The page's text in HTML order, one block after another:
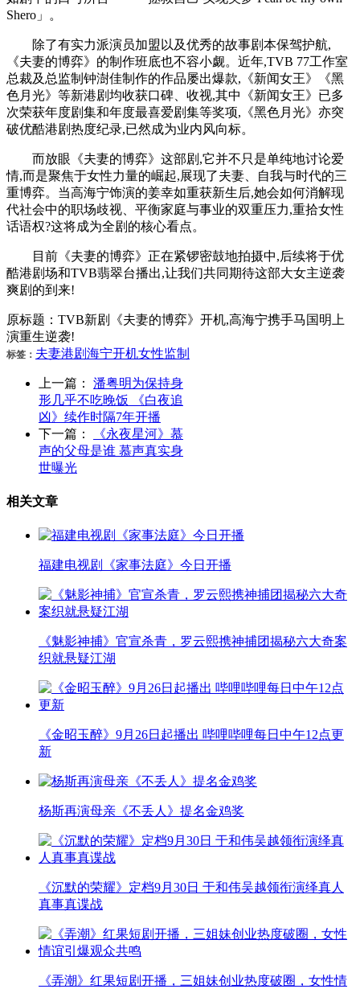
Shero」。
除了有实力派演员加盟以及优秀的故事剧本保驾护航,
《夫妻的博弈》的制作班底也不容小觑。近年,TVB 77工作室
总裁及总监制钟澍佳制作的作品屡出爆款,《新闻女王》《黑
色月光》等新港剧均收获口碑、收视,其中《新闻女王》已多
次荣获年度剧集和年度最喜爱剧集等奖项,《黑色月光》亦突
破优酷港剧热度纪录,已然成为业内风向标。
而放眼《夫妻的博弈》这部剧,它并不只是单纯地讨论爱
情,而是聚焦于女性力量的崛起,展现了夫妻、自我与时代的三
重博弈。当高海宁饰演的姜幸如重获新生后,她会如何消解现
代社会中的职场歧视、平衡家庭与事业的双重压力,重拾女性
话语权?这将成为全剧的核心看点。
目前《夫妻的博弈》正在紧锣密鼓地拍摄中,后续将于优
酷港剧场和TVB翡翠台播出,让我们共同期待这部大女主逆袭
爽剧的到来!
原标题：TVB新剧《夫妻的博弈》开机,高海宁携手马国明上
演重生逆袭!
标签： 夫妻港剧海宁开机女性监制
上一篇：
潘粤明为保持身
形几乎不吃晚饭 《白夜追
凶》续作时隔7年开播
下一篇：
《永夜星河》慕
声的父母是谁 慕声真实身
世曝光
相关文章
福建电视剧《家事法庭》今日开播
《魅影神捕》官宣杀青，罗云熙携神捕团揭秘六大奇案
织就悬疑江湖
《金昭玉醉》9月26日起播出 哔哩哔哩每日中午12点更
新
杨斯再演母亲《不丢人》提名金鸡奖
《沉默的荣耀》定档9月30日 于和伟吴越领衔演绎真人
真事真谍战
《弄潮》红果短剧开播，三姐妹创业热度破圈，女性情